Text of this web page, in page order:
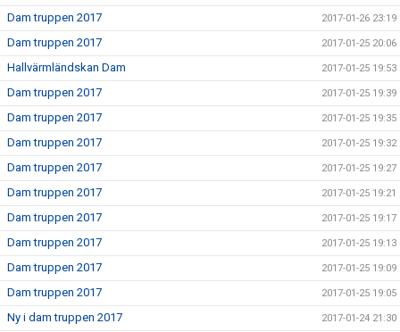
Dam truppen 2017 2017-01-26 23:19
Dam truppen 2017 2017-01-25 20:06
Hallvärmländskan Dam 2017-01-25 19:53
Dam truppen 2017 2017-01-25 19:39
Dam truppen 2017 2017-01-25 19:35
Dam truppen 2017 2017-01-25 19:32
Dam truppen 2017 2017-01-25 19:27
Dam truppen 2017 2017-01-25 19:21
Dam truppen 2017 2017-01-25 19:17
Dam truppen 2017 2017-01-25 19:13
Dam truppen 2017 2017-01-25 19:09
Dam truppen 2017 2017-01-25 19:05
Ny i dam truppen 2017 2017-01-24 21:30